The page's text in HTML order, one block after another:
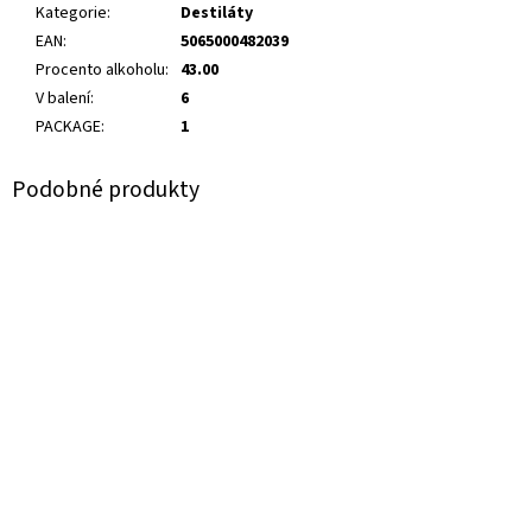
Kategorie:
Destiláty
EAN:
5065000482039
Procento alkoholu: 43.00
V balení:
6
PACKAGE: 1